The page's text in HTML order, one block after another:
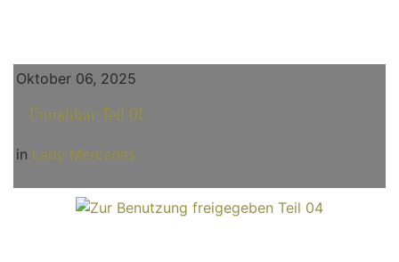
Oktober 06, 2025
Unnahbar Teil 01
in Lady Mercedes